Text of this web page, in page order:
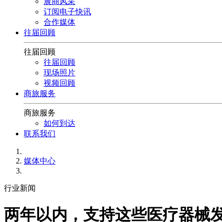
订阅电子快讯
合作媒体
往届回顾
往届回顾
往届回顾
现场照片
视频回顾
商旅服务
商旅服务
如何到达
联系我们
媒体中心
行业新闻
两年以内，支持这些医疗器械